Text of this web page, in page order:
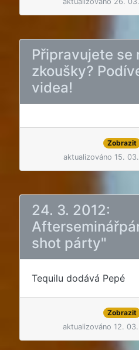
Připravujete se
zkoušky?
videa!
Zobrazit
aktualizováno 15.
24. 3. 2012:
shot párty"
Tequilu dodává Pepé
Zobrazit
aktualizováno 12.